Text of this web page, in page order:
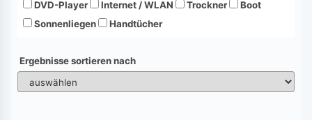
DVD-Player
Internet / WLAN Trockner
Boot
Sonnenliegen
Handtücher
Ergebnisse sortieren nach